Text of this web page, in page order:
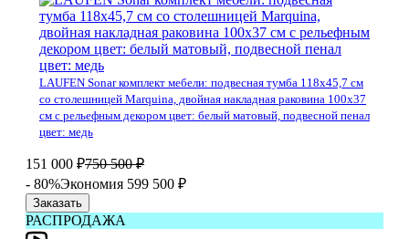
LAUFEN Sonar комплект мебели: подвесная тумба 118х45,7 см
со столешницей Marquina, двойная накладная раковина 100х37
см с рельефным декором цвет: белый матовый, подвесной пенал
цвет: медь
151 000 ₽750 500 ₽
- 80%Экономия 599 500 ₽
Заказать
РАСПРОДАЖА